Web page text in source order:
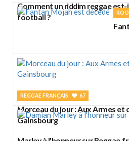
Comment un riddim reggae est-
football ?
REGGAE FRANÇAIS 67
Morceau du jour : Aux Armes et
Gainsbourg